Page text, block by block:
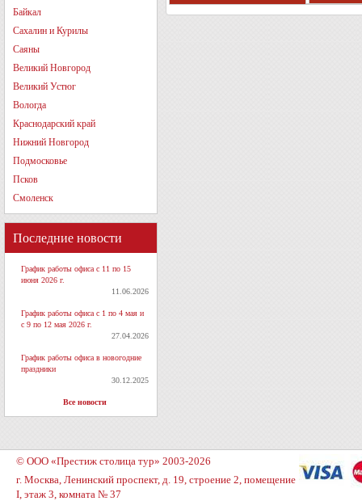
Байкал
Сахалин и Курилы
Саяны
Великий Новгород
Великий Устюг
Вологда
Краснодарский край
Нижний Новгород
Подмосковье
Псков
Смоленск
Последние новости
График работы офиса с 11 по 15
июня 2026 г.
11.06.2026
График работы офиса с 1 по 4 мая и
с 9 по 12 мая 2026 г.
27.04.2026
График работы офиса в новогодние
праздники
30.12.2025
Все новости
© ООО «Престиж столица тур» 2003-2026
г. Москва, Ленинский проспект, д. 19, строение 2, помещение
I, этаж 3, комната № 37